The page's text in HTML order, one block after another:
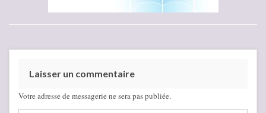
Laisser un commentaire
Votre adresse de messagerie ne sera pas publiée.